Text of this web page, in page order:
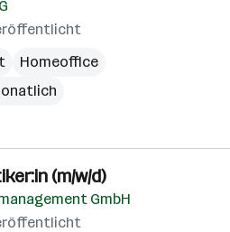
Homeoffice
(m/w/d)
GmbH